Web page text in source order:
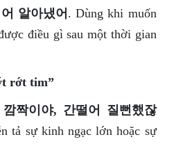
알아냈어 . Dùng khi muốn
điều gì sau một thời gian
rớt tim”
깜짝이야, 간떨어 질뻔했잖
tả sự kinh ngạc lớn hoặc sự